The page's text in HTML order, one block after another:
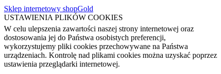
Sklep internetowy shopGold
USTAWIENIA PLIKÓW COOKIES
W celu ulepszenia zawartości naszej strony internetowej oraz
dostosowania jej do Państwa osobistych preferencji,
wykorzystujemy pliki cookies przechowywane na Państwa
urządzeniach. Kontrolę nad plikami cookies można uzyskać poprzez
ustawienia przeglądarki internetowej.